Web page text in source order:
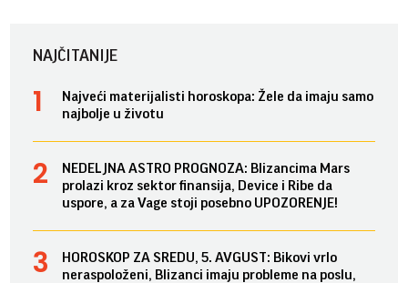
NAJČITANIJE
Najveći materijalisti horoskopa: Žele da imaju samo
najbolje u životu
NEDELJNA ASTRO PROGNOZA: Blizancima Mars
prolazi kroz sektor finansija, Device i Ribe da
uspore, a za Vage stoji posebno UPOZORENJE!
HOROSKOP ZA SREDU, 5. AVGUST: Bikovi vrlo
neraspoloženi, Blizanci imaju probleme na poslu,